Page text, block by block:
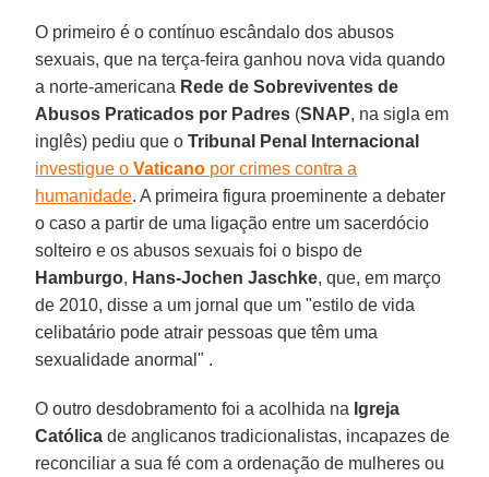
O primeiro é o contínuo escândalo dos abusos
sexuais, que na terça-feira ganhou nova vida quando
a norte-americana Rede de Sobreviventes de
Abusos Praticados por Padres (SNAP, na sigla em
inglês) pediu que oTribunal Penal Internacional
investigue oVaticano por crimes contra a
humanidade. A primeira figura proeminente a debater
o caso a partir de uma ligação entre um sacerdócio
solteiro e os abusos sexuais foi o bispo de
Hamburgo, Hans-Jochen Jaschke, que, em março
de 2010, disse a um jornal que um "estilo de vida
celibatário pode atrair pessoas que têm uma
sexualidade anormal" .
O outro desdobramento foi a acolhida na Igreja
Católica de anglicanos tradicionalistas, incapazes de
reconciliar a sua fé com a ordenação de mulheres ou